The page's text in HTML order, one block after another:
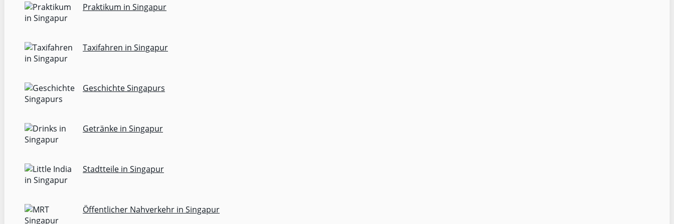
Praktikum in Singapur
Taxifahren in Singapur
Geschichte Singapurs
Getränke in Singapur
Stadtteile in Singapur
Öffentlicher Nahverkehr in Singapur